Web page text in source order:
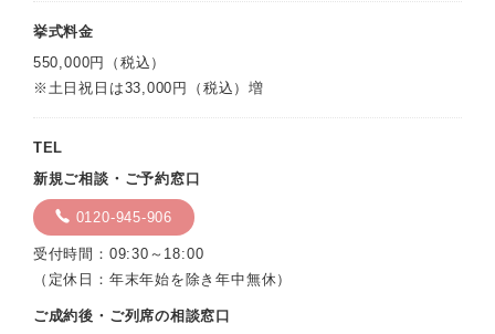
挙式料金
550,000円（税込）
※土日祝日は33,000円（税込）増
TEL
新規ご相談・ご予約窓口
0120-945-906
受付時間：09:30～18:00
（定休日：年末年始を除き年中無休）
ご成約後・ご列席の相談窓口